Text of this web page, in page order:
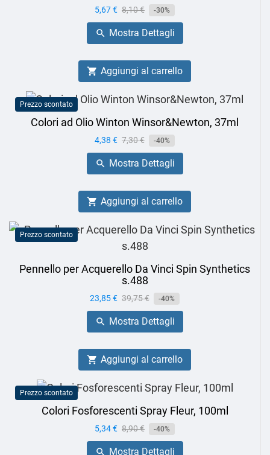
Prezzo
5,67 € Prezzo
base
8,10 € -30%
 Mostra Dettagli
 Aggiungi al carrello
Prezzo scontato
Colori ad Olio Winton Winsor&Newton, 37ml
Prezzo
4,38 € Prezzo
base
7,30 € -40%
 Mostra Dettagli
 Aggiungi al carrello
Prezzo scontato
Pennello per Acquerello Da Vinci Spin Synthetics
s.488
Prezzo
23,85 € Prezzo
base
39,75 € -40%
 Mostra Dettagli
 Aggiungi al carrello
Prezzo scontato
Colori Fosforescenti Spray Fleur, 100ml
Prezzo
5,34 € Prezzo
base
8,90 € -40%
 Mostra Dettagli